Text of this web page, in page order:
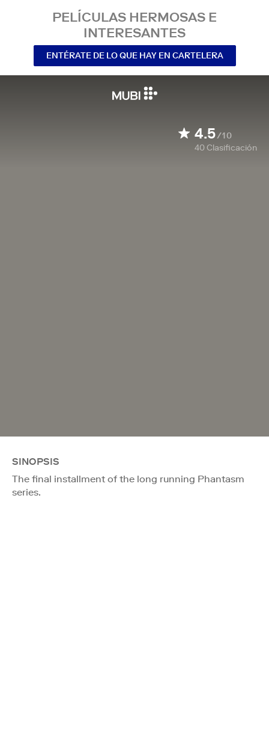
PELÍCULAS HERMOSAS E
INTERESANTES
ENTÉRATE DE LO QUE HAY EN CARTELERA
4.5/10
40Clasificación
SINOPSIS
The final installment of the long running Phantasm
series.